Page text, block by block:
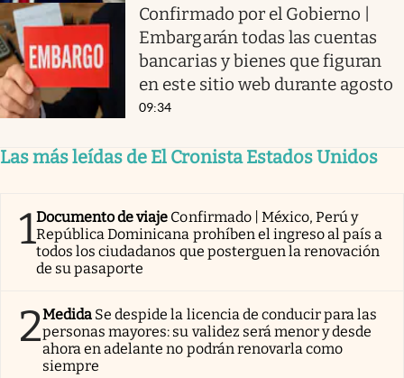
Confirmado por el Gobierno |
Embargarán todas las cuentas
bancarias y bienes que figuran
en este sitio web durante agosto
09:34
Las más leídas de El Cronista Estados Unidos
1Documento de viaje Confirmado | México, Perú y
República Dominicana prohíben el ingreso al país a
todos los ciudadanos que posterguen la renovación
de su pasaporte
2Medida Se despide la licencia de conducir para las
personas mayores: su validez será menor y desde
ahora en adelante no podrán renovarla como
siempre